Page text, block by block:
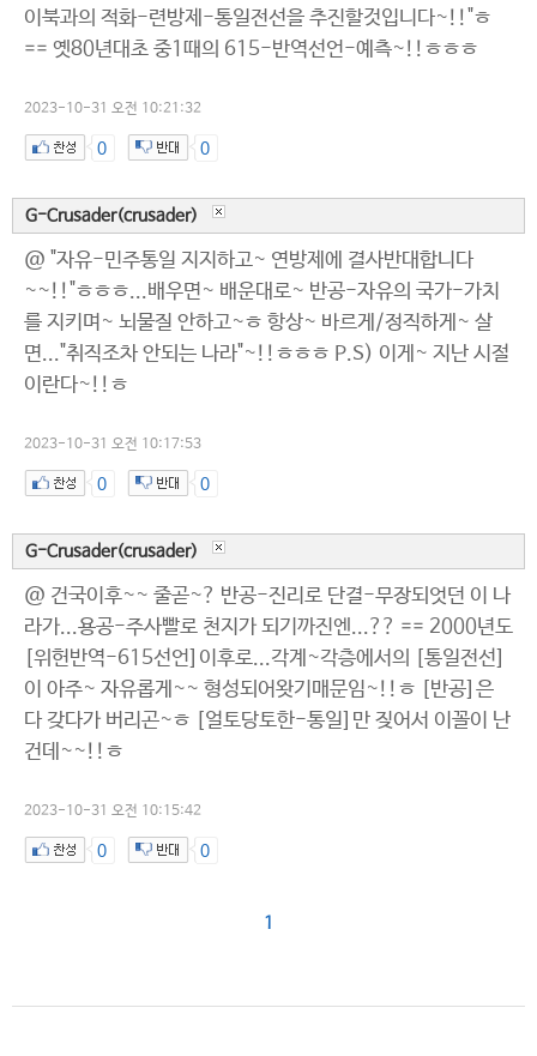
이북과의 적화-련방제-통일전선을 추진할것입니다~!!"ㅎ
== 옛80년대초 중1때의 615-반역선언-예측~!!ㅎㅎㅎ
2023-10-31 오전 10:21:32
0 0
G-Crusader(crusader)
@ "자유-민주통일 지지하고~ 연방제에 결사반대합니다
~~!!"ㅎㅎㅎ...배우면~ 배운대로~ 반공-자유의 국가-가치
를 지키며~ 뇌물질 안하고~ㅎ 항상~ 바르게/정직하게~ 살
면..."취직조차 안되는 나라"~!!ㅎㅎㅎ P.S) 이게~ 지난 시절
이란다~!!ㅎ
2023-10-31 오전 10:17:53
0 0
G-Crusader(crusader)
@ 건국이후~~ 줄곧~? 반공-진리로 단결-무장되엇던 이 나
라가...용공-주사빨로 천지가 되기까진엔...?? == 2000년도
[위헌반역-615선언]이후로...각계~각층에서의 [통일전선]
이 아주~ 자유롭게~~ 형성되어왓기매문임~!!ㅎ [반공]은
다 갖다가 버리곤~ㅎ [얼토당토한-통일]만 짖어서 이꼴이 난
건데~~!!ㅎ
2023-10-31 오전 10:15:42
0 0
1